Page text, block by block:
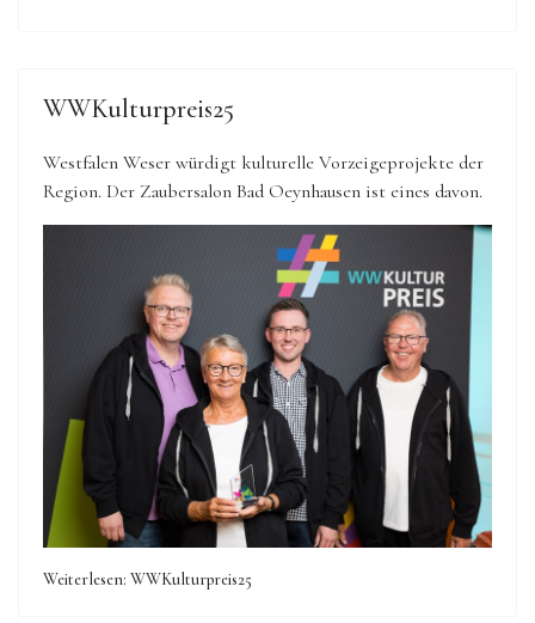
WWKulturpreis25
Westfalen Weser würdigt kulturelle Vorzeigeprojekte der
Region. Der Zaubersalon Bad Oeynhausen ist eines davon.
Weiterlesen: WWKulturpreis25